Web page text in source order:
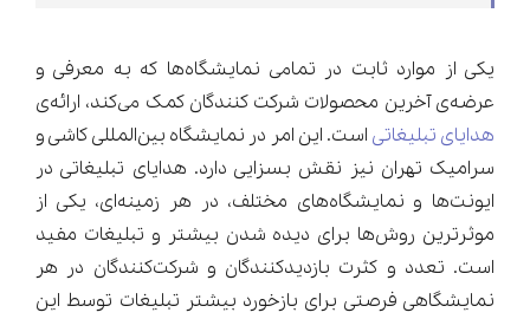
یکی از موارد ثابت در تمامی نمایشگاه‌ها که به معرفی و
عرضه‌ی آخرین محصولات شرکت کنندگان کمک می‌کند، ارائه‌ی
هدایای تبلیغاتی است. این امر در نمایشگاه بین‌المللی کاشی و
سرامیک تهران نیز نقش بسزایی دارد. هدایای تبلیغاتی در
ایونت‌ها و نمایشگاه‌های مختلف، در هر زمینه‌ای، یکی از
موثرترین روش‌ها برای دیده شدن بیشتر و تبلیغات مفید
است. تعدد و کثرت بازدید‌کنندگان و شرکت‌کنندگان در هر
نمایشگاهی فرصتی برای بازخورد بیشتر تبلیغات توسط این